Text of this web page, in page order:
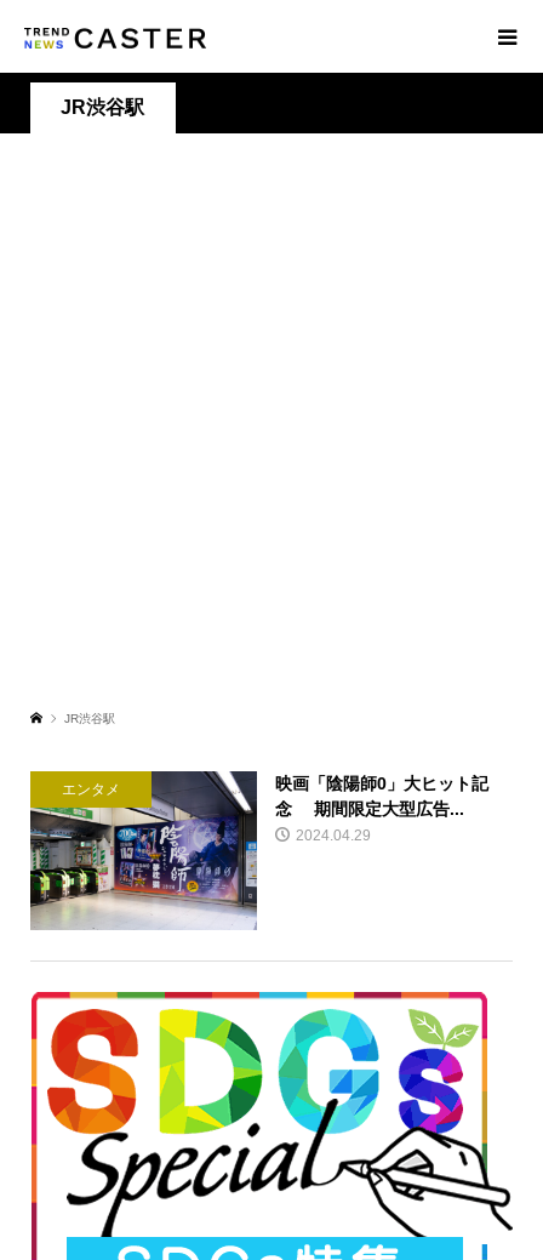
JR渋谷駅
JR渋谷駅
エンタメ
映画「陰陽師0」大ヒット記
念 期間限定大型広告...
2024.04.29